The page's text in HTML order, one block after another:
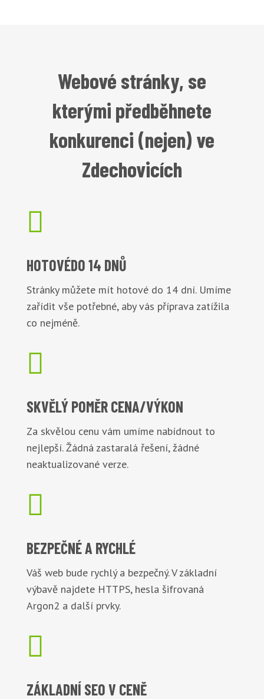
Webové stránky, se
kterými předběhnete
konkurenci (nejen) ve
Zdechovicích

HOTOVÉDO 14 DNŮ
Stránky můžete mít hotové do 14 dní. Umíme
zařídit vše potřebné, aby vás příprava zatížila
co nejméně.

SKVĚLÝ POMĚRCENA/VÝKON
Za skvělou cenu vám umíme nabídnout to
nejlepší. Žádná zastaralá řešení, žádné
neaktualizované verze.

BEZPEČNÉA RYCHLÉ
Váš web bude rychlý a bezpečný. V základní
výbavě najdete HTTPS, hesla šifrovaná
Argon2 a další prvky.

ZÁKLADNÍ SEO V CENĚ